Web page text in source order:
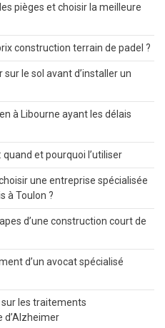
pièges et choisir la meilleure
construction terrain de padel ?
le sol avant d’installer un
à Libourne ayant les délais
et pourquoi l’utiliser
une entreprise spécialisée
à Toulon ?
d’une construction court de
d’un avocat spécialisé
les traitements
d’Alzheimer